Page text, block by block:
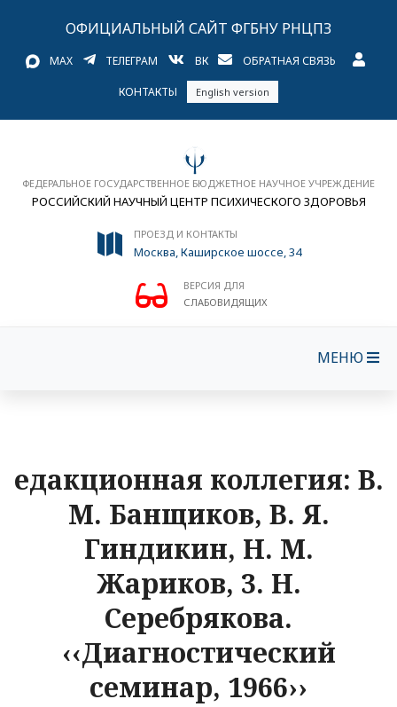
ОФИЦИАЛЬНЫЙ САЙТ ФГБНУ РНЦПЗ
MAX ТЕЛЕГРАМ ВК ОБРАТНАЯ СВЯЗЬ
КОНТАКТЫ English version
ФЕДЕРАЛЬНОЕ ГОСУДАРСТВЕННОЕ БЮДЖЕТНОЕ НАУЧНОЕ УЧРЕЖДЕНИЕ
РОССИЙСКИЙ НАУЧНЫЙ ЦЕНТР ПСИХИЧЕСКОГО ЗДОРОВЬЯ
ПРОЕЗД И КОНТАКТЫ
Москва, Каширское шоссе, 34
ВЕРСИЯ ДЛЯ
СЛАБОВИДЯЩИХ
МЕНЮ
едакционная коллегия: В.
М. Банщиков, В. Я.
Гиндикин, Н. М.
Жариков, 3. Н.
Серебрякова.
‹‹Диагностический
семинар, 1966››